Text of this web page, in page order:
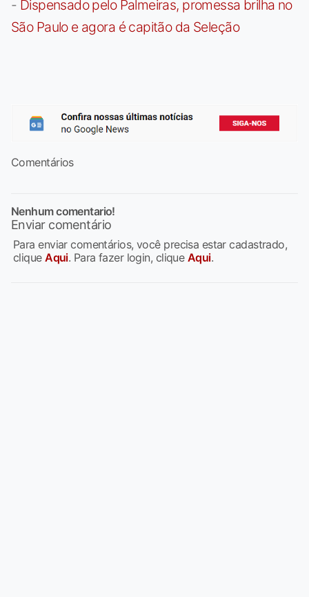
- Dispensado pelo Palmeiras, promessa brilha no
São Paulo e agora é capitão da Seleção
Comentários
Nenhum comentario!
Enviar comentário
Para enviar comentários, você precisa estar cadastrado,
cliqueAqui. Para fazer login, clique Aqui.